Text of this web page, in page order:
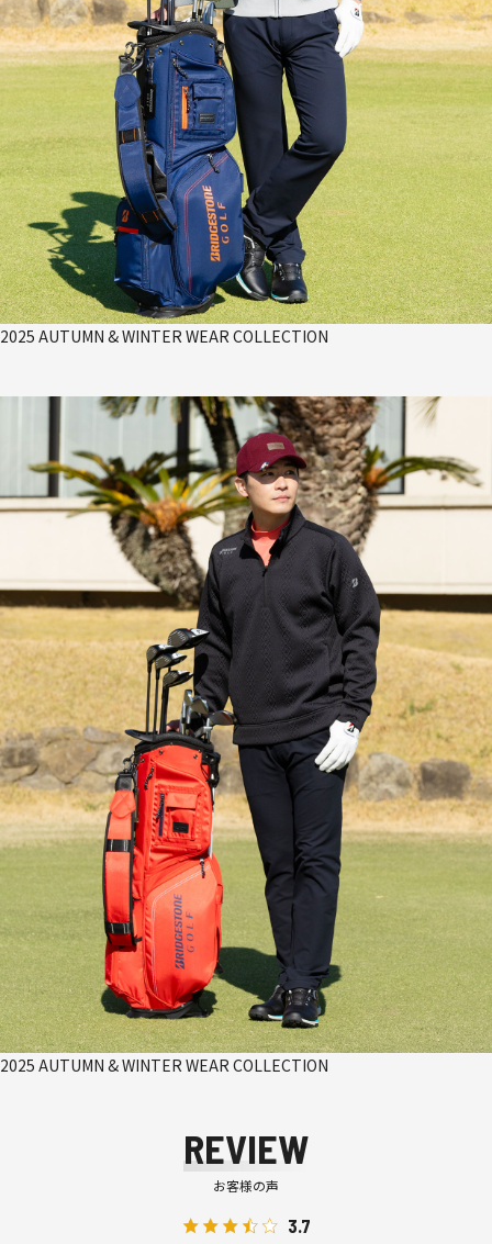
2025 AUTUMN & WINTER WEAR COLLECTION
2025 AUTUMN & WINTER WEAR COLLECTION
REVIEW
お客様の声
3.7